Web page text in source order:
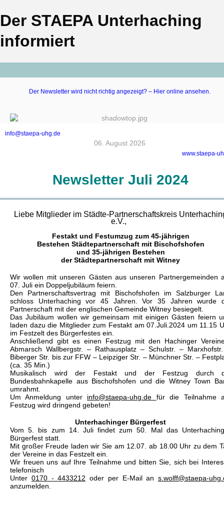
Der STAEPA Unterhaching
informiert
Der Newsletter wird nicht richtig angezeigt? – Hier online ansehen.
info@staepa-uhg.de
‍06. August 2026 ‍
‍www.staepa-
Newsletter Juli 2024
Liebe Mitglieder im Städte-Partnerschaftskreis
e.V.,
Festakt und Festumzug zum 45-jährigen
Bestehen Städtepartnerschaft mit Bischofshofen
und 35-jährigen Bestehen
der Städtepartnerschaft mit Witney
Wir wollen mit unseren Gästen aus unseren Partnergemeinden
07. Juli ein Doppeljubiläum feiern.
Den Partnerschaftsvertrag mit Bischofshofen im Salzburger
schloss Unterhaching vor 45 Jahren. Vor 35 Jahren wurde
Partnerschaft mit der englischen Gemeinde Witney besiegelt.
Das Jubiläum wollen wir gemeinsam mit einigen Gästen feiern
laden dazu die Mitglieder zum Festakt am 07.Juli.2024 um 11.15
im Festzelt des Bürgerfestes ein.
Anschließend gibt es einen Festzug mit den Hachinger
Abmarsch Wallbergstr. – Rathausplatz – Schulstr. –
Biberger Str. bis zur FFW – Leipziger Str. – Münchner Str. –
(ca. 35 Min.)
Musikalisch wird der Festakt und der Festzug durch
Bundesbahnkapelle aus Bischofshofen und die Witney Town
umrahmt.
Um Anmeldung unter info@staepa-uhg.de für die Teilnahme
Festzug wird dringend gebeten!
Unterhachinger Bürgerfest
Vom 5. bis zum 14. Juli findet zum 50. Mal das
Bürgerfest statt.
Mit großer Freude laden wir Sie am 12.07. ab 18.00 Uhr zu dem
der Vereine in das Festzelt ein.
Wir freuen uns auf Ihre Teilnahme und bitten Sie, sich bei
telefonisch
Unter 0170 - 4433212 oder per E-Mail an s.wolff@staepa-
anzumelden.